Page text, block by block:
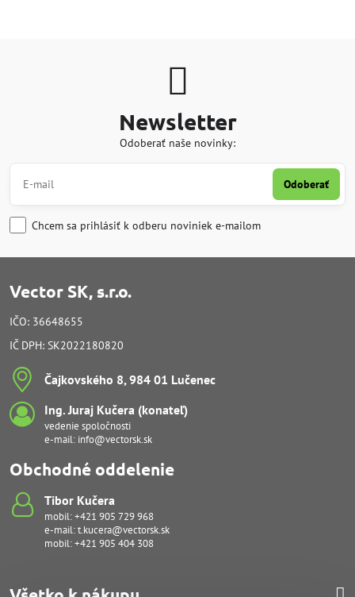
Newsletter
Odoberať naše novinky:
Odoberať
Chcem sa prihlásiť k odberu noviniek e-mailom
Vector SK, s.r.o.
IČO: 36648655
IČ DPH: SK2022180820
Čajkovského 8, 984 01 Lučenec
Ing​. Juraj Kučera (konateľ)
vedenie spoločnosti
e-mail: info@vectorsk.sk
Obchodné oddelenie
Tibor Kučera
mobil:+421 905 729 968
e-mail:t.kucera@vectorsk.sk
mobil:+421 905 404 308